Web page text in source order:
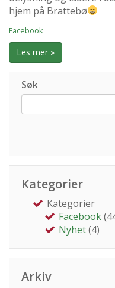
hjem på Brattebø
Facebook
Les mer »
Søk
Kategorier
Kategorier
Facebook
Nyhet(4)
Arkiv